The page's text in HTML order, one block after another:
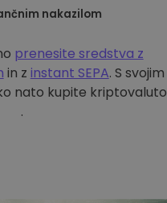
nakazilom
prenesite sredstva z
in z instant SEPA. S svojim
nato kupite kriptovaluto
.